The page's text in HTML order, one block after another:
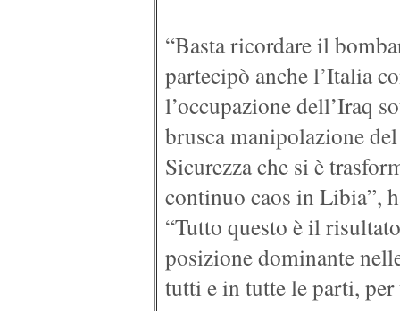
“Basta ricordare il
partecipò anche l’Italia
l’occupazione dell’Iraq
brusca manipolazione
Sicurezza che si è
continuo caos in Libia”,
“Tutto questo è il
posizione dominante
tutti e in tutte le parti,